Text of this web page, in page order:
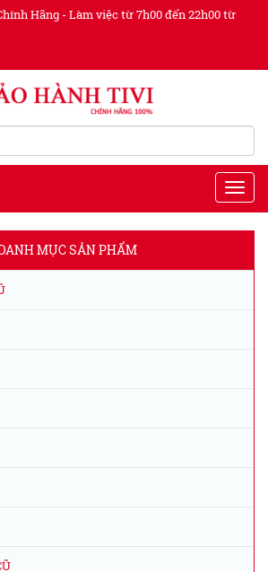
Hãng - Làm việc từ 7h00 đến 22h00 từ
MỤC SẢN PHẨM